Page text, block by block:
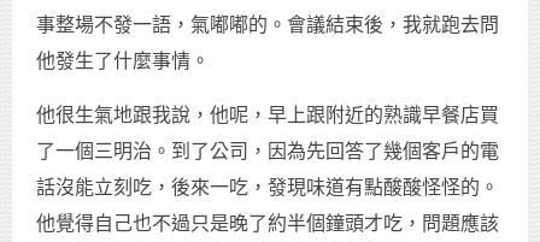
事整場不發一語，氣嘟嘟的。會議結束後，我就跑去問
他發生了什麼事情。
他很生氣地跟我說，他呢，早上跟附近的熟識早餐店買
了一個三明治。到了公司，因為先回答了幾個客戶的電
話沒能立刻吃，後來一吃，發現味道有點酸酸怪怪的。
他覺得自己也不過只是晚了約半個鐘頭才吃，問題應該